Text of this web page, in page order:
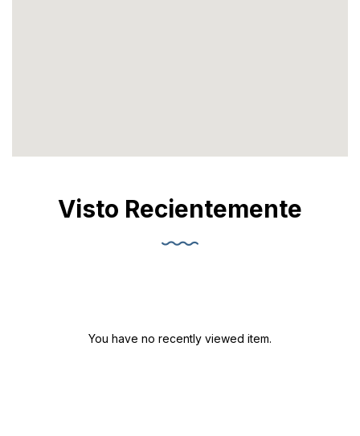
Visto Recientemente
You have no recently viewed item.